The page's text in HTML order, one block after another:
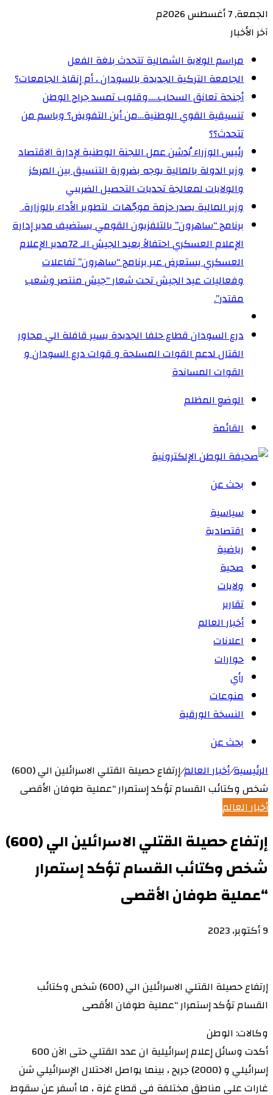
الجمعة, 7 أغسطس 2026م
آخر الأخبار
مراسم الولاية الشمالية تتحدث بلغة الفعل
الجامعة التركية الجديدة بالسودان ، أم إنقاذ الجامعات؟
أجنحة تعانق السحاب…..وقلوب تمسد جراح الوطن
تنسيقية القوي الوطنية…من أين التفويض؟ وباسم من
تتحدث؟؟
رئيس الوزراء يُدشن عمل اللجنة الوطنية لإدارة الاقتصاد
وزير الدولة بالمالية يوجه بضرورة التنسيق بين المركز
والولايات لمعالجة تحديات التحصيل الضريبي‏
وزير المالية يصدر حزمة موجّهات لتطوير الأداء بالوزارة. ‏
برنامج “ساهرون” بالتلفزيون القومي يستضيف مدير إدارة
الإعلام العسكري احتفالاً بعيد الجيش الـ 72‏مدير الإعلام
العسكري يستعرض عبر برنامج “ساهرون” تفاعلات
وفعاليات عيد الجيش تحت شعار “جيش منتصر وشعب
مقتدر”.
درع السودان قطاع حلفا الجديدة يسير قافلة الي محاور
القتال لدعم القوات المسلحة و قوات درع السودان و
القوات المساندة
الوضع المظلم
القائمة
بحث عن
سياسية
اقتصادية
رياضية
صحية
ولايات
تقارير
أخبار العالم
اعلانات
حوارات
رأي
منوعات
النسخة الورقية
بحث عن
الرئيسية/أخبار العالم/
إرتفاع حصيلة القتلي الاسرائلين الي (600)
شخص وكتائب القسام تؤكد إستمرار “عملية طوفان الأقصى
أخبار العالم
إرتفاع حصيلة القتلي الاسرائلين الي (600)
شخص وكتائب القسام تؤكد إستمرار
“عملية طوفان الأقصى
9 أكتوبر، 2023
إرتفاع حصيلة القتلي الاسرائلين الي (600) شخص وكتائب
القسام تؤكد إستمرار “عملية طوفان الأقصى
وكالات: الوطن
أكدت وسائل إعلام إسرائيلية ان عدد القتلي حتى الآن 600
إسرائيلي و (2000) جريح ، بينما يواصل الاحتلال الإسرائيلي شن
غارات على مناطق مختلفة في قطاع غزة ، ما أسفر عن سقوط